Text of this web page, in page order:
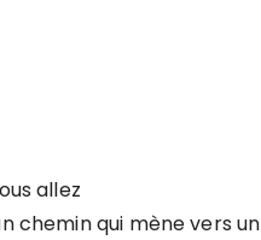
allez
chemin qui mène vers un